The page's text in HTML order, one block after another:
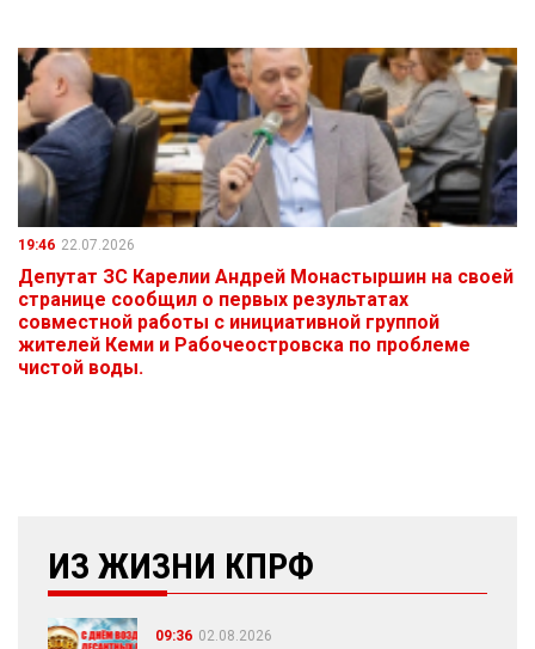
ИЗ ЖИЗНИ КПРФ
09:36 02.08.2026
19:46 22.07.2026
Депутат ЗС Карелии Андрей Монастыршин на своей
странице сообщил о первых результатах
совместной работы с инициативной группой
жителей Кеми и Рабочеостровска по проблеме
чистой воды.